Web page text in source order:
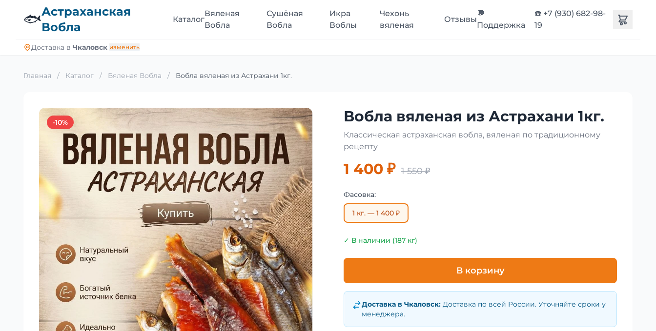
🐟Астраханская
Вобла
Каталог
Вяленая
Вобла
Сушёная
Вобла
Икра
Воблы
Чехонь
вяленая
Отзывы
💬
Поддержка
☎️ +7 (930) 682-98-
19
Доставка в Чкаловск изменить
Главная / Каталог / Вяленая Вобла / Вобла вяленая из Астрахани 1кг.
-10% Вобла вяленая из Астрахани 1кг.
Классическая астраханская вобла, вяленая по традиционному
рецепту
1 400 ₽ 1 550 ₽
Фасовка:
1 кг. — 1 400 ₽
✓ В наличии (187 кг)
В корзину
Доставка в Чкаловск: Доставка по всей России. Уточняйте сроки у
менеджера.